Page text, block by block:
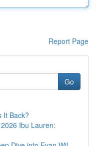
Report Page
Go
It Back?
Ibu Lauren: